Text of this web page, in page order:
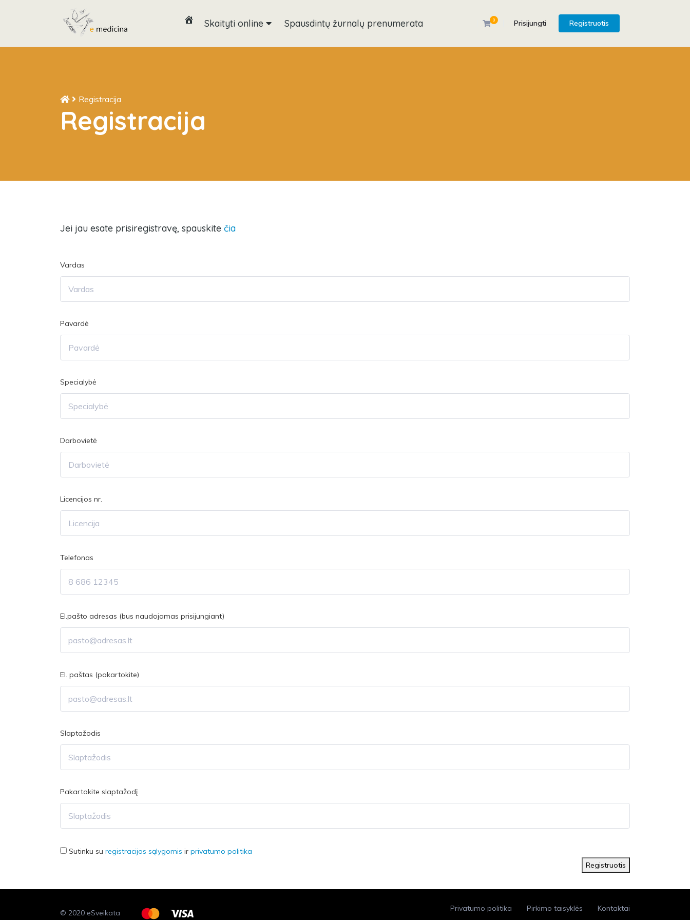
Skaityti online Spausdintų žurnalų prenumerata 0 Prisijungti Registruotis
Registracija
Registracija
Jei jau esate prisiregistravę, spauskite čia
Vardas
Pavardė
Specialybė
Darbovietė
Licencijos nr.
Telefonas
El.pašto adresas (bus naudojamas prisijungiant)
El. paštas (pakartokite)
Slaptažodis
Pakartokite slaptažodį
Sutinku su registracijos sąlygomis ir privatumo politika
Registruotis
© 2020 eSveikata
Privatumo politika Pirkimo taisyklės Kontaktai